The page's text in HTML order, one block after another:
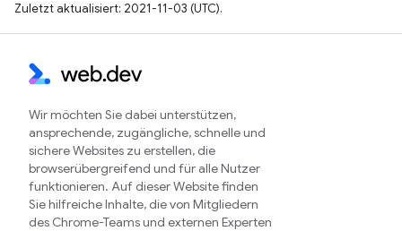
Zuletzt aktualisiert: 2021-11-03 (UTC).
Wir möchten Sie dabei unterstützen,
ansprechende, zugängliche, schnelle und
sichere Websites zu erstellen, die
browserübergreifend und für alle Nutzer
funktionieren. Auf dieser Website finden
Sie hilfreiche Inhalte, die von Mitgliedern
des Chrome-Teams und externen Experten